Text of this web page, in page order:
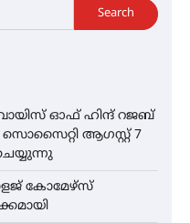
Search
വോയിസ് ഓഫ് ഹിന്ദ് റജബ്
സൊസൈറ്റി ആഗസ്റ്റ് 7
കോമേഴ്‌സ്